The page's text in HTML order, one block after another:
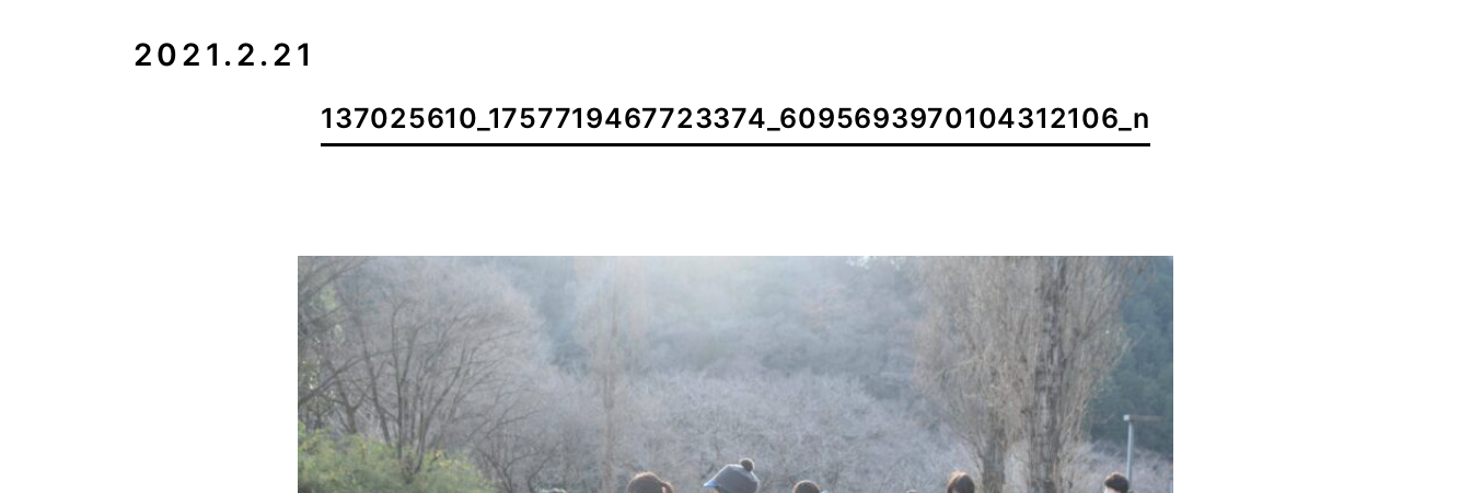
2021.2.21
137025610_1757719467723374_6095693970104312106_n